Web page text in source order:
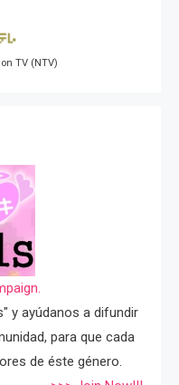
TV (NTV)
y ayúdanos a difundir
para que cada
de éste género.